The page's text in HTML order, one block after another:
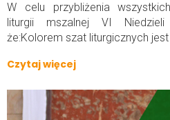
W celu przybliżenia
liturgii mszalnej VI Niedzieli
że:Kolorem szat liturgicznych jest
Czytaj więcej